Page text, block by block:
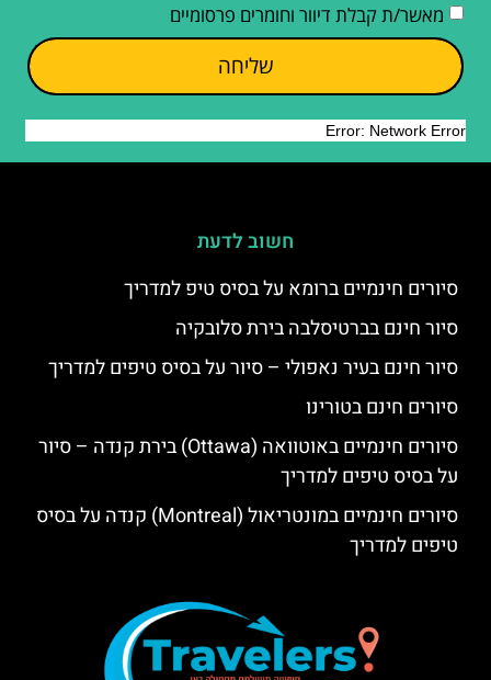
מאשר/ת קבלת דיוור וחומרים פרסומיים
שליחה
חשוב לדעת
סיורים חינמיים ברומא על בסיס טיפ למדריך
סיור חינם בברטיסלבה בירת סלובקיה
סיור חינם בעיר נאפולי – סיור על בסיס טיפים למדריך
סיורים חינם בטורינו
סיורים חינמיים באוטוואה (Ottawa) בירת קנדה – סיור
על בסיס טיפים למדריך
סיורים חינמיים במונטריאול (Montreal) קנדה על בסיס
טיפים למדריך